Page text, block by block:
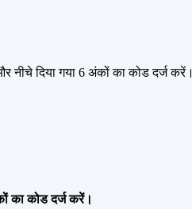
नीचे दिया गया 6 अंकों का कोड दर्ज करें।
का कोड दर्ज करें।